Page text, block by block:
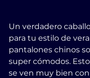
Un verdadero
para tu estilo de
pantalones chinos
super cómodos.
se ven muy bien